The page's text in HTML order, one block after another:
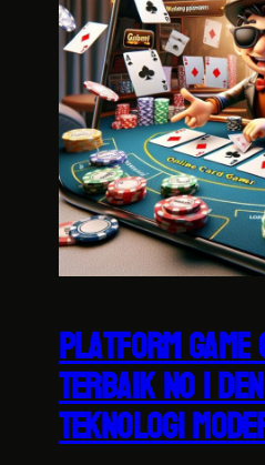
Platform
Terbaik No 1
Teknologi